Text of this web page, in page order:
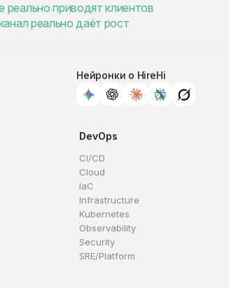
реально приводят клиентов
реально даёт рост
Нейронки о HireHi
DevOps
CI/CD
Cloud
IaC
Infrastructure
Kubernetes
Observability
Security
SRE/Platform